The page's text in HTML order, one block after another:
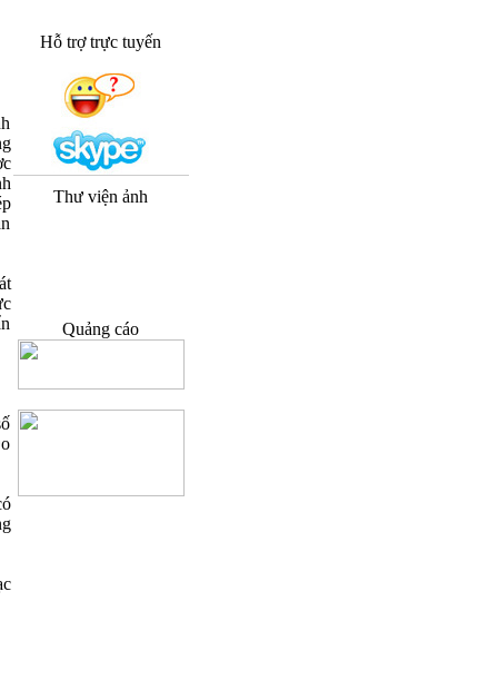
Hỗ trợ trực tuyến
Thư viện ảnh
Quảng cáo